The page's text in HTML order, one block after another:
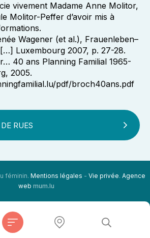
vivement Madame Anne Molitor,
Molitor-Peffer d’avoir mis à
Wagener (et al.), Frauenleben–
Luxembourg 2007, p. 27-28.
40 ans Planning Familial 1965-
2005.
pdf/broch40ans.pdf
RUES
féminin. Mentions légales - Vie privée. Agence
web mum.lu